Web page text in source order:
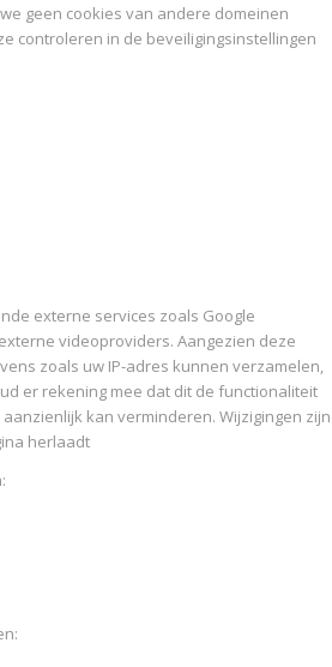
geen cookies van andere domeinen
controleren in de beveiligingsinstellingen
externe services zoals Google
videoproviders. Aangezien deze
zoals uw IP-adres kunnen verzamelen,
er rekening mee dat dit de functionaliteit
kan verminderen. Wijzigingen zijn
herlaadt